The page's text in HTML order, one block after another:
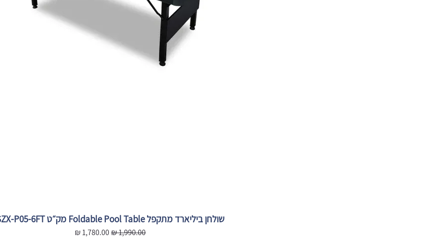
שולחן ביליארד מתקפל Foldable Pool Table מק״ט SZX-P05-6FT
מחיר רגיל מחיר מבצע